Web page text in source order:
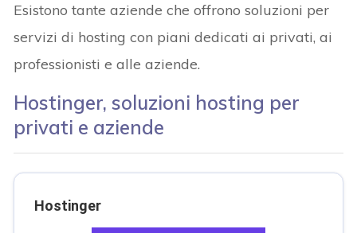
Esistono tante aziende che offrono soluzioni per
servizi di hosting con piani dedicati ai privati, ai
professionisti e alle aziende.
Hostinger, soluzioni hosting per
privati e aziende
Hostinger